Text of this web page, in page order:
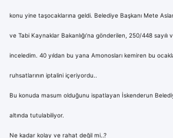
konu yine taşocaklarına geldi. Belediye Başkanı Mete
ve Tabi Kaynaklar Bakanlığı’na gönderilen, 250/448 sayılı
inceledim. 40 yıldan bu yana Amonosları kemiren bu
ruhsatlarının iptalini içeriyordu..
Bu konuda masum olduğunu ispatlayan İskenderun
altında tutulabiliyor.
Ne kadar kolay ve rahat değil mi..?